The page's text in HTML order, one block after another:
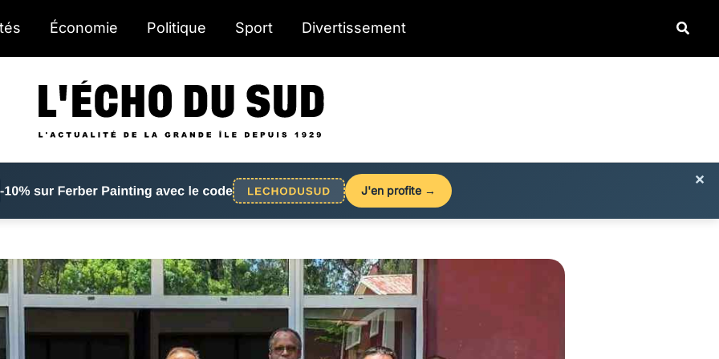
Économie Politique Sport Divertissement
×
J'en profite →